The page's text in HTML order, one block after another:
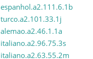
espanhol.a2.111.6.1b
turco.a2.101.33.1j
alemao.a2.46.1.1a
italiano.a2.96.75.3s
italiano.a2.63.55.2m